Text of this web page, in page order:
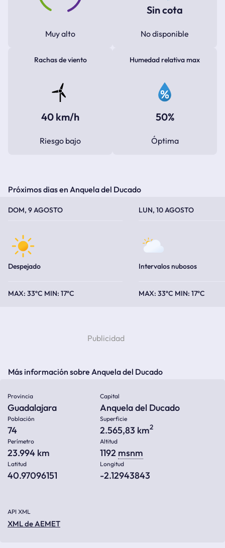
Muy alto
Sin cota
No disponible
Rachas de viento
40 km/h
Riesgo bajo
Humedad relativa max
50%
Óptima
Próximos dias en Anquela del Ducado
DOM, 9 AGOSTO
Despejado
33ºC 17ºC
LUN, 10 AGOSTO
Intervalos nubosos
33ºC 17ºC
Más información sobre Anquela del Ducado
Provincia
Guadalajara
Capital
Anquela del Ducado
Población
74
Superficie
2.565,83 km2
Perímetro
23.994 km
Altitud
1192 msnm
Latitud
40.97096151
Longitud
-2.12943843
API XML
XML de AEMET